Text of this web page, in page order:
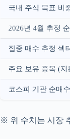
국내 주식 목표 비
2026년 4월 추정
집중 매수 추정 섹
주요 보유 종목 (지
코스피 기관 순매
※ 위 수치는 시장